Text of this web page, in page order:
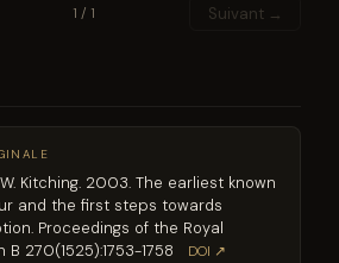
1 / 1 Suivant →
Kitching. 2003. The earliest known
and the first steps towards
Proceedings of the Royal
270(1525):1753-1758
DOI ↗